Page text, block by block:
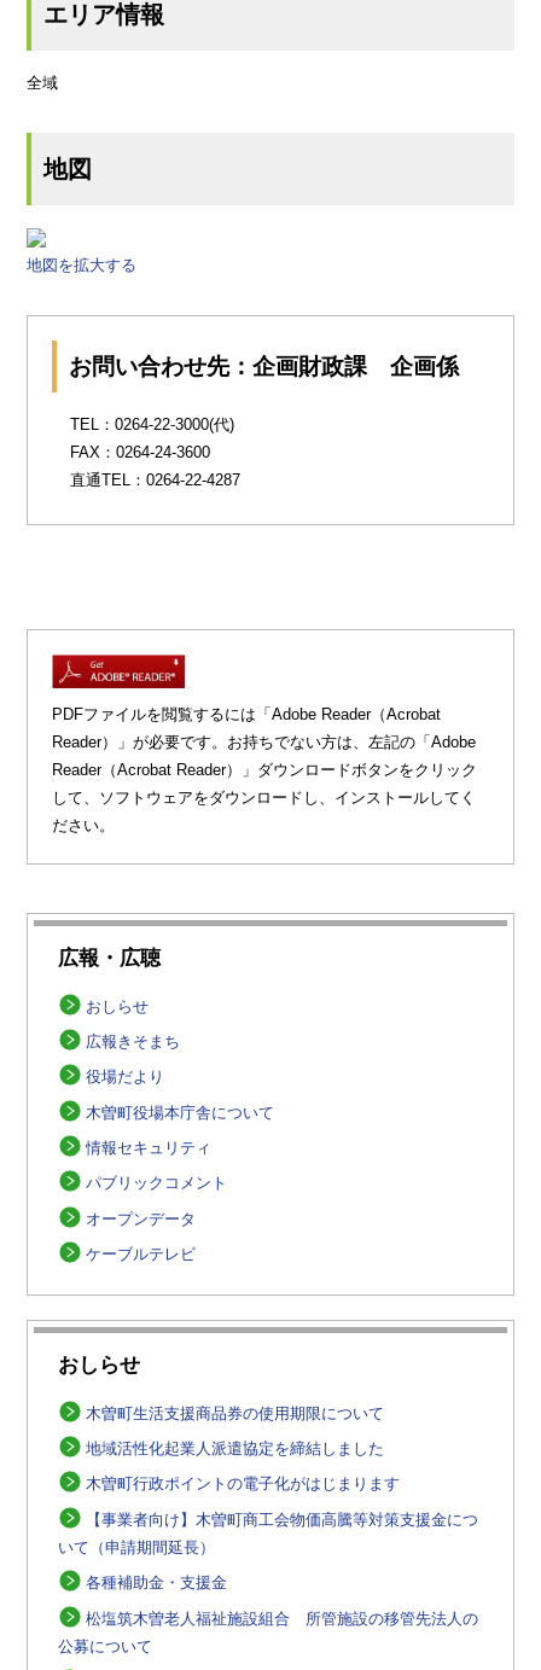
広報・広聴
おしらせ
広報きそまち
役場だより
木曽町役場本庁舎について
情報セキュリティ
パブリックコメント
オープンデータ
ケーブルテレビ
おしらせ
木曽町生活支援商品券の使用期限について
地域活性化起業人派遣協定を締結しました
木曽町行政ポイントの電子化がはじまります
【事業者向け】木曽町商工会物価高騰等対策支援金につ
いて（申請期間延長）
各種補助金・支援金
松塩筑木曽老人福祉施設組合 所管施設の移管先法人の
公募について
エリア情報
全域
地図
地図を拡大する
お問い合わせ先：企画財政課 企画係
TEL：0264-22-3000(代)
FAX：0264-24-3600
直通TEL：0264-22-4287
PDFファイルを閲覧するには「Adobe Reader（Acrobat
Reader）」が必要です。お持ちでない方は、左記の「Adobe
Reader（Acrobat Reader）」ダウンロードボタンをクリック
して、ソフトウェアをダウンロードし、インストールしてく
ださい。